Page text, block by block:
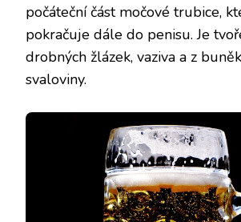
počáteční část močové trubice,
pokračuje dále do penisu. Je
drobných žlázek, vaziva a z
svaloviny.